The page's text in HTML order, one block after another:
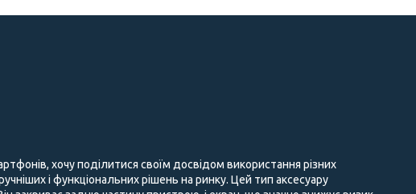
хочу поділитися своїм досвідом використання різних
і функціональних рішень на ринку. Цей тип аксесуару